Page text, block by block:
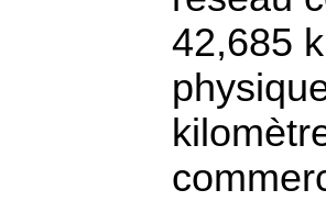
42,685